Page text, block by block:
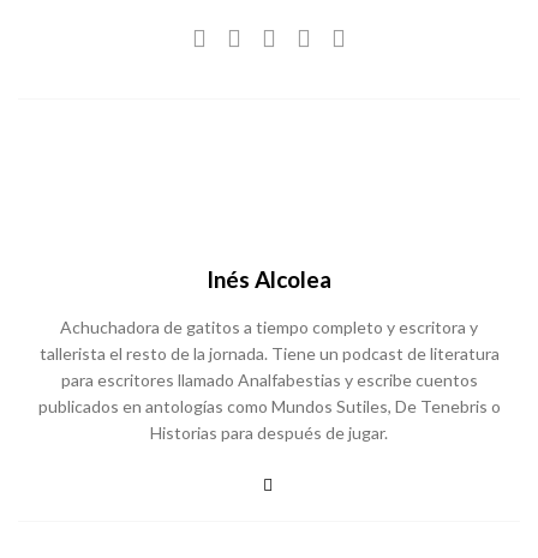
Inés Alcolea
Achuchadora de gatitos a tiempo completo y escritora y
tallerista el resto de la jornada. Tiene un podcast de literatura
para escritores llamado Analfabestias y escribe cuentos
publicados en antologías como Mundos Sutiles, De Tenebris o
Historias para después de jugar.